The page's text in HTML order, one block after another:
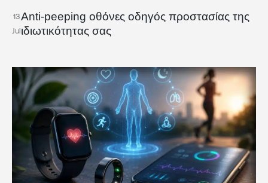
13
Jul
Anti-peeping οθόνες οδηγός προστασίας της
ιδιωτικότητας σας